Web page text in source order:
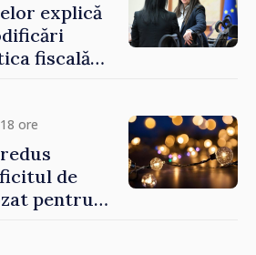
explică
fiscală
ore
de
pentru